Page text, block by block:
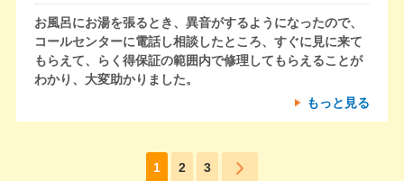
お風呂にお湯を張るとき、異音がするようになったので、
コールセンターに電話し相談したところ、すぐに見に来て
もらえて、らく得保証の範囲内で修理してもらえることが
わかり、大変助かりました。
もっと見る
1 2 3